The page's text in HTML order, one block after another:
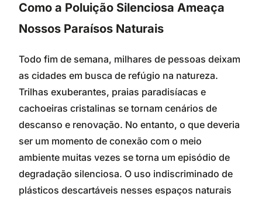
Como a Poluição Silenciosa Ameaça
Nossos Paraísos Naturais
Todo fim de semana, milhares de pessoas deixam
as cidades em busca de refúgio na natureza.
Trilhas exuberantes, praias paradisíacas e
cachoeiras cristalinas se tornam cenários de
descanso e renovação. No entanto, o que deveria
ser um momento de conexão com o meio
ambiente muitas vezes se torna um episódio de
degradação silenciosa. O uso indiscriminado de
plásticos descartáveis nesses espaços naturais